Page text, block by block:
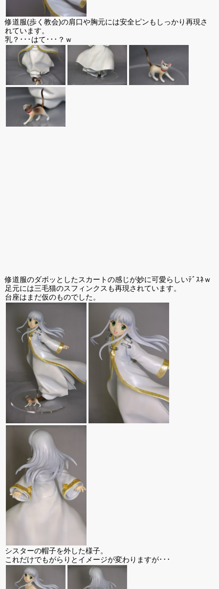
修道服(歩く教会)の肩口や胸元には安全ピンもしっかり再現さ
れています。
乳？･･･はて･･･？ｗ
修道服のダボッとしたスカートの感じが妙に可愛らしいﾃﾞｽﾈｗ
足元には三毛猫のスフィンクスも再現されています。
台座はまだ仮のものでした。
シスターの帽子を外した様子。
これだけでもがらりとイメージが変わりますが･･･